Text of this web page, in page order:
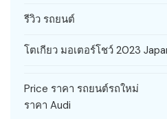
รีวิว รถยนต์
โตเกียว มอเตอร์โชว์ 2023
Price ราคา รถยนต์รถใหม่
ราคา Audi